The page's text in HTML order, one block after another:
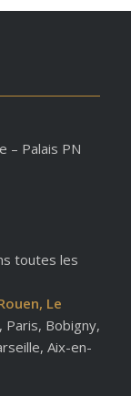
– Palais PN
toutes les
Le
Paris, Bobigny,
Aix-en-